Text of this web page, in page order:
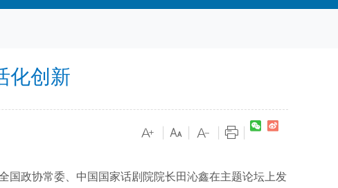
化创新
政协常委、中国国家话剧院院长田沁鑫在主题论坛上发